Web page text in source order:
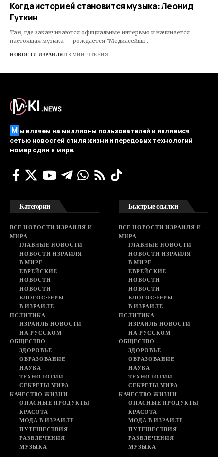
Когда историей становится музыка: Леонид
Гуткин
Там, где заканчиваются официальные интервью и начинается
настоящая музыка — рождается "Медиасейшн…
НОВОСТИ ИЗРАИЛЯ 13 МИН. ЧТЕНИЯ
М ы влияем на миллионы пользователей и являемся
сетью новостей стиля жизни и передовых технологий
номер один в мире.
Категории
ВСЕ НОВОСТИ ИЗРАИЛЯ И
МИРА
ГЛАВНЫЕ НОВОСТИ
НОВОСТИ ИЗРАИЛЯ
В МИРЕ
ЕВРЕЙСКИЕ
НОВОСТИ
НОВОСТИ
БЛОГОСФЕРЫ
В ИЗРАИЛЕ
ПОЛИТИКА
ИЗРАИЛЬ НОВОСТИ
НА РУССКОМ
ОБЩЕСТВО
ЗДОРОВЬЕ
ОБРАЗОВАНИЕ
НАУКА
ТЕХНОЛОГИИ
СЕКРЕТЫ МИРА
КАЧЕСТВО ЖИЗНИ
ОПАСНЫЕ ПРОДУКТЫ
КРАСОТА
МОДА В ИЗРАИЛЕ
ПУТЕШЕСТВИЯ
РАЗВЛЕЧЕНИЯ
МУЗЫКА
Быстрые ссылки
ВСЕ НОВОСТИ ИЗРАИЛЯ И
МИРА
ГЛАВНЫЕ НОВОСТИ
НОВОСТИ ИЗРАИЛЯ
В МИРЕ
ЕВРЕЙСКИЕ
НОВОСТИ
НОВОСТИ
БЛОГОСФЕРЫ
В ИЗРАИЛЕ
ПОЛИТИКА
ИЗРАИЛЬ НОВОСТИ
НА РУССКОМ
ОБЩЕСТВО
ЗДОРОВЬЕ
ОБРАЗОВАНИЕ
НАУКА
ТЕХНОЛОГИИ
СЕКРЕТЫ МИРА
КАЧЕСТВО ЖИЗНИ
ОПАСНЫЕ ПРОДУКТЫ
КРАСОТА
МОДА В ИЗРАИЛЕ
ПУТЕШЕСТВИЯ
РАЗВЛЕЧЕНИЯ
МУЗЫКА